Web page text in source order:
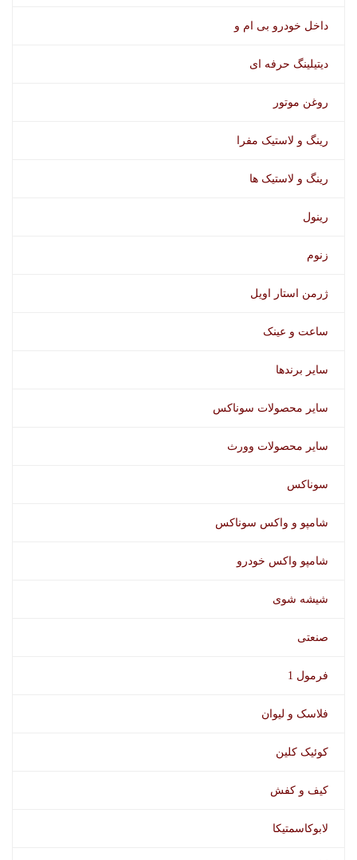
داخل خودرو بی ام و
دیتیلینگ حرفه ای
روغن موتور
رینگ و لاستیک مفرا
رینگ و لاستیک ها
رینول
زنوم
ژرمن استار اویل
ساعت و عینک
سایر برندها
سایر محصولات سوناکس
سایر محصولات وورث
سوناکس
شامپو و واکس سوناکس
شامپو واکس خودرو
شیشه شوی
صنعتی
فرمول 1
فلاسک و لیوان
کوئیک کلین
کیف و کفش
لابوکاسمتیکا